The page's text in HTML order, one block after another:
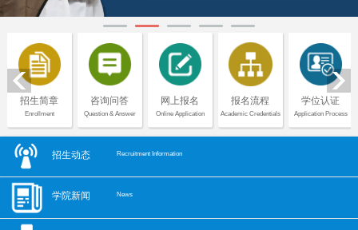
招生简章
Enrollment
咨询问答
Question & Answer
网上报名
Online Application
报名流程
Academic Credentials
学位认证
Application Process
招生动态 Recruitment Information
学院新闻 News